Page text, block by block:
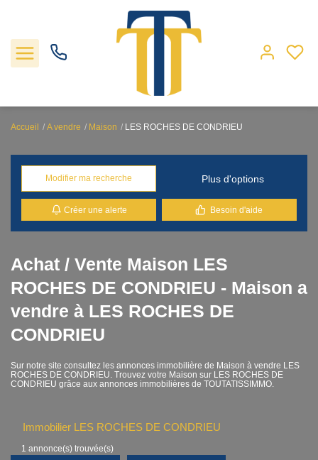
Locations
Gestion
Nos agences
Estimation
Contact
Accès clients
Accueil A vendre Maison LES ROCHES DE CONDRIEU
Modifier ma recherche Plus d'options
Créer une alerte Besoin d'aide
Achat / Vente Maison LES
ROCHES DE CONDRIEU - Maison a
vendre à LES ROCHES DE
CONDRIEU
Sur notre site consultez les annonces immobilière de Maison à vendre LES
ROCHES DE CONDRIEU. Trouvez votre Maison sur LES ROCHES DE
CONDRIEU grâce aux annonces immobilières de TOUTATISSIMMO.
Immobilier LES ROCHES DE CONDRIEU
1 annonce(s) trouvée(s)